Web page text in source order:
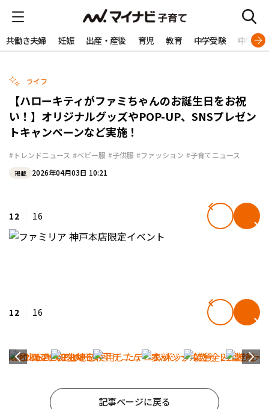
共働き夫婦 妊娠 出産・産後 育児 教育 中学受験 中学生
ライフ
【ハローキティがファミちゃんのお誕生日をお祝
い！】オリジナルグッズやPOP-UP、SNSプレゼン
トキャンペーンなど実施！
#トレンドニュース #ベビー服 #子供服 #ファッション #子育てニュース
掲載 2026年04月03日 10:21
12 16
12 16
記事ページに戻る